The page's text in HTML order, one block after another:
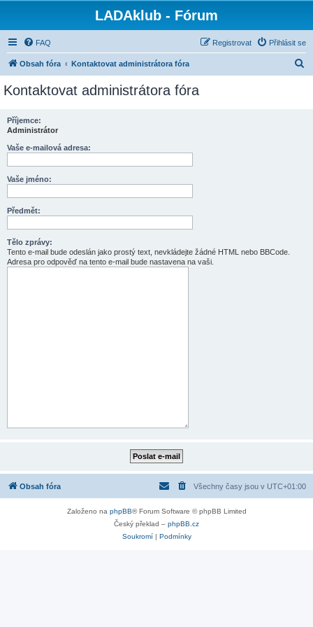
LADAklub - Fórum
FAQ Přihlásit se
Registrovat
Obsah fóra Kontaktovat administrátora fóra
Kontaktovat administrátora fóra
Příjemce:
Administrátor
Vaše e-mailová adresa:
Vaše jméno:
Předmět:
Tělo zprávy:
Tento e-mail bude odeslán jako prostý text, nevkládejte žádné HTML nebo BBCode.
Adresa pro odpověď na tento e-mail bude nastavena na vaši.
Obsah fóra Všechny časy jsou v UTC+01:00
Založeno na phpBB® Forum Software © phpBB Limited
Český překlad – phpBB.cz
Soukromí| Podmínky